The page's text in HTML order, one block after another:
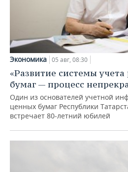
Экономика 05 авг, 08:30
«Развитие системы
бумаг — процесс
Один из основателей учетной
ценных бумаг Республики
встречает 80-летний юбилей